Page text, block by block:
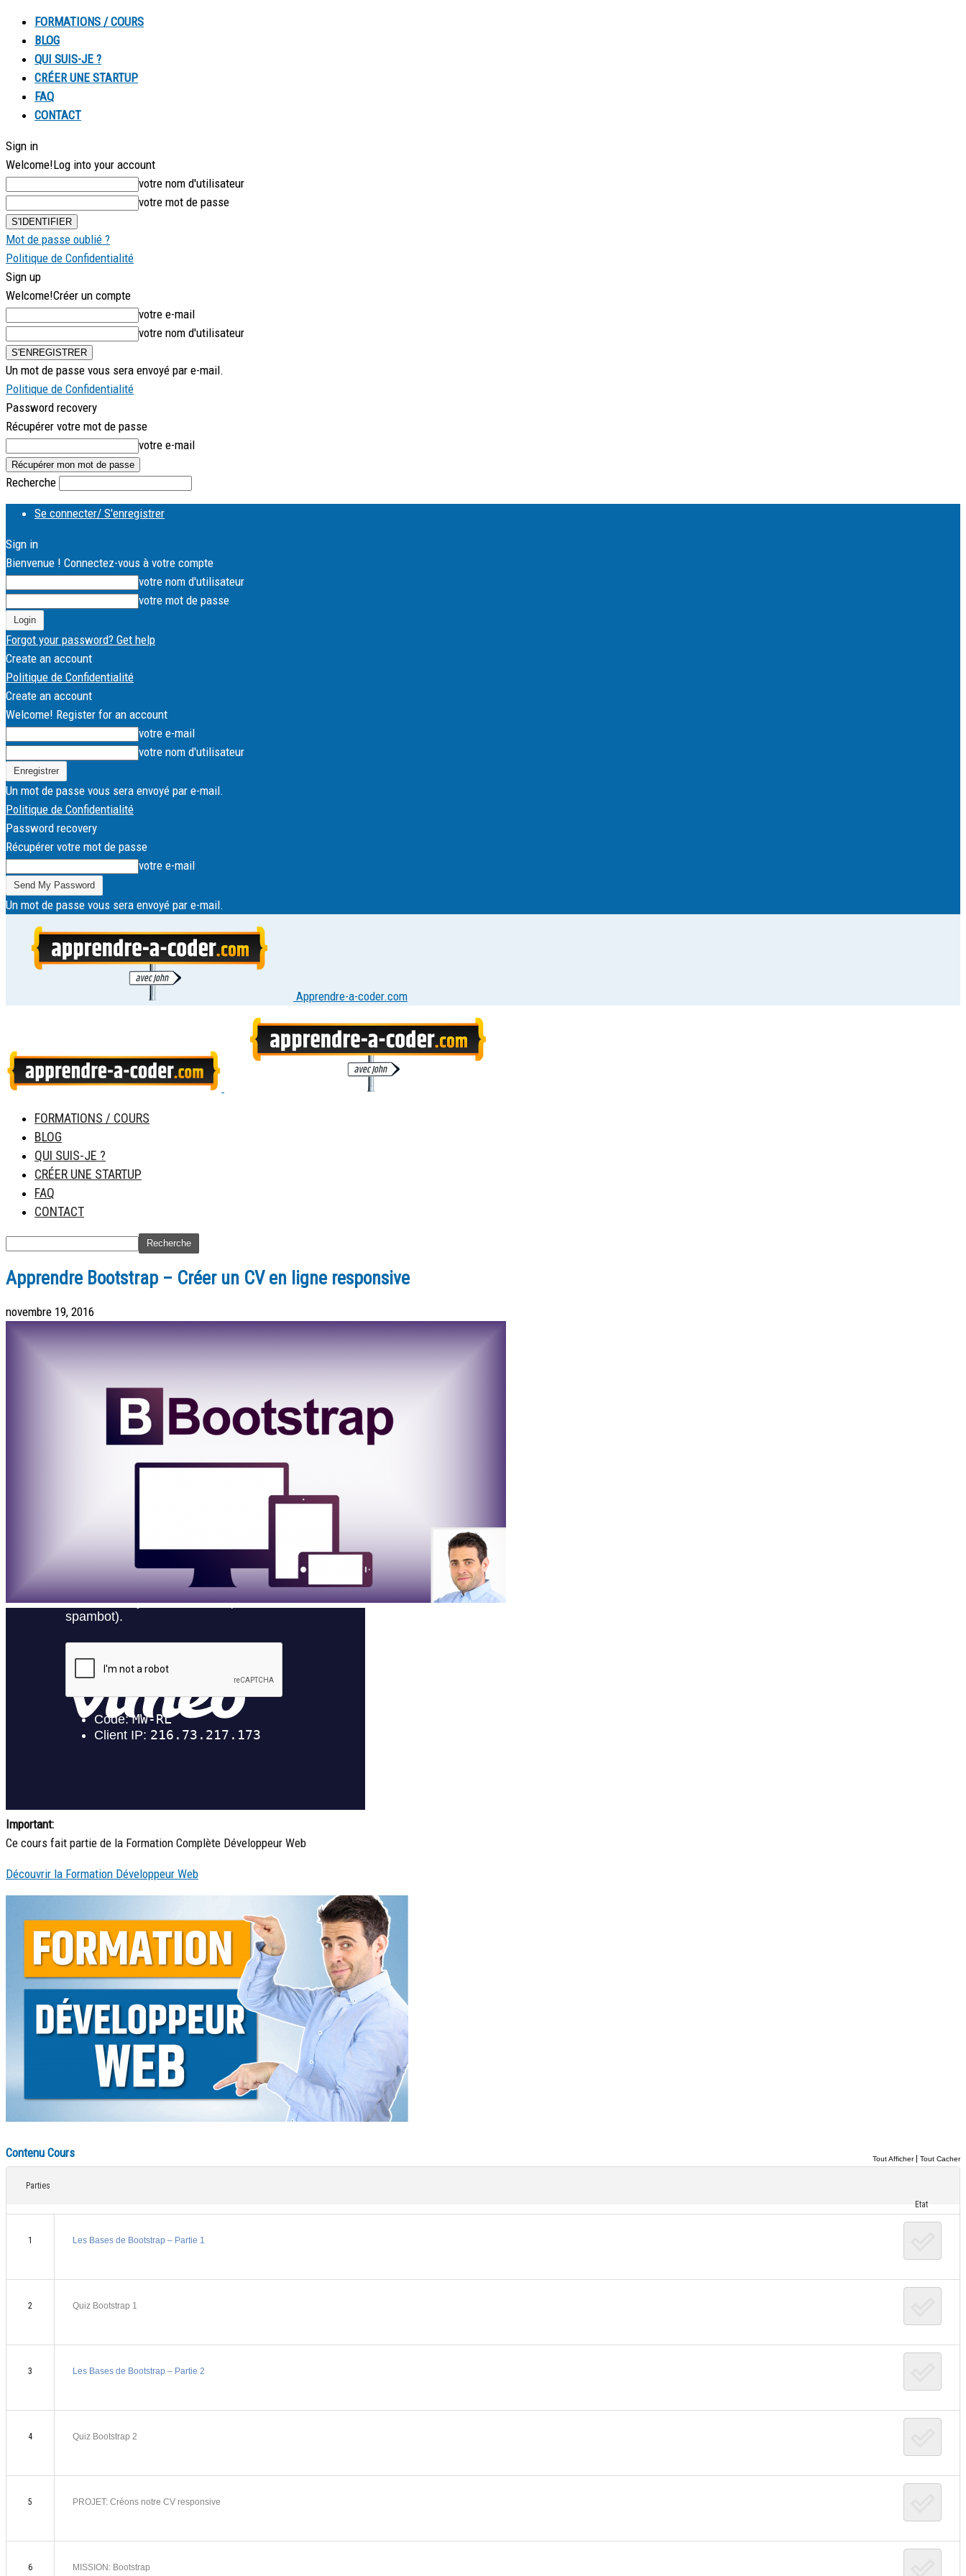
FORMATIONS / COURS
BLOG
QUI SUIS-JE ?
CRÉER UNE STARTUP
FAQ
CONTACT
Sign in
Welcome!Log into your account
votre nom d'utilisateur
votre mot de passe
Mot de passe oublié ?
Politique de Confidentialité
Sign up
Welcome!Créer un compte
votre e-mail
votre nom d'utilisateur
Un mot de passe vous sera envoyé par e-mail.
Politique de Confidentialité
Password recovery
Récupérer votre mot de passe
votre e-mail
Recherche
Se connecter/ S'enregistrer
Sign in
Bienvenue ! Connectez-vous à votre compte
votre nom d'utilisateur
votre mot de passe
Forgot your password? Get help
Create an account
Politique de Confidentialité
Create an account
Welcome! Register for an account
votre e-mail
votre nom d'utilisateur
Un mot de passe vous sera envoyé par e-mail.
Politique de Confidentialité
Password recovery
Récupérer votre mot de passe
votre e-mail
Un mot de passe vous sera envoyé par e-mail.
Apprendre-a-coder.com
FORMATIONS / COURS
BLOG
QUI SUIS-JE ?
CRÉER UNE STARTUP
FAQ
CONTACT
Apprendre Bootstrap – Créer un CV en ligne responsive
novembre 19, 2016
Important:
Ce cours fait partie de la Formation Complète Développeur Web
Découvrir la Formation Développeur Web
Contenu Cours Tout Afficher| Tout Cacher
Parties
Etat
1 Les Bases de Bootstrap – Partie 1
2 Quiz Bootstrap 1
3 Les Bases de Bootstrap – Partie 2
4 Quiz Bootstrap 2
5 PROJET: Créons notre CV responsive
6 MISSION: Bootstrap